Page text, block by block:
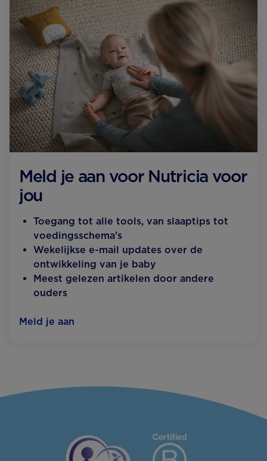
Meld je aan voor Nutricia voor
jou
Toegang tot alle tools, van slaaptips tot
voedingsschema's
Wekelijkse e-mail updates over de
ontwikkeling van je baby
Meest gelezen artikelen door andere
ouders
Meld je aan